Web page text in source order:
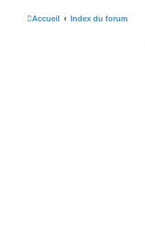
Accueil Index du forum